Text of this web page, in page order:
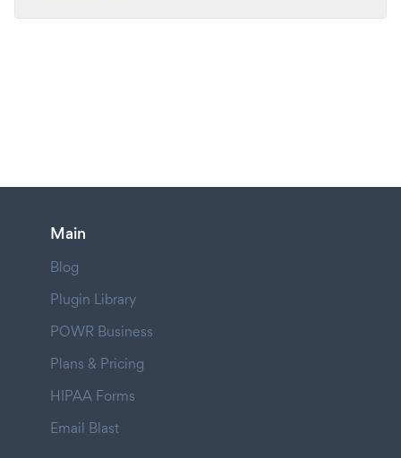
Main
Blog
Plugin Library
POWR Business
Plans & Pricing
HIPAA Forms
Email Blast